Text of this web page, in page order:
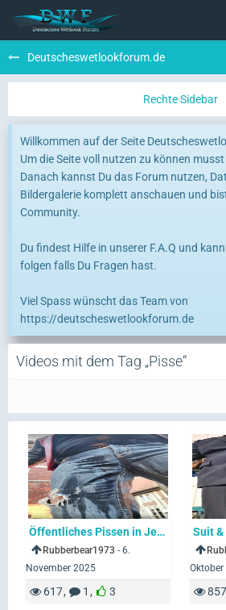
Deutscheswetlookforum.de
Willkommen auf der Seite
Um die Seite voll nutzen zu können
Danach kannst Du das Forum nutzen,
Bildergalerie komplett anschauen und
Community.
Du findest Hilfe in unserer F.A.Q und
folgen falls Du Fragen hast.
Viel Spass wünscht das Team von
https://deutscheswetlookforum.de
Videos mit dem Tag „Pisse“
Öffentliches Pissen in Jeans 2
Rubberbear1973 - 6.
November 2025
617 1 3
Suit &
857